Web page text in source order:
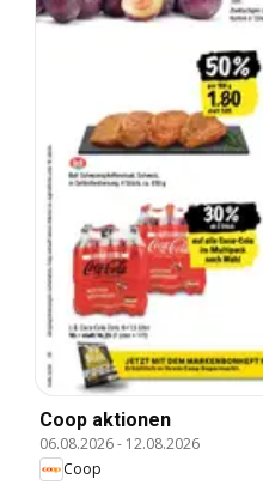
Coop aktionen
06.08.2026- 12.08.2026
Coop